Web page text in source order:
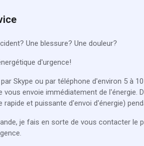
Une blessure? Une douleur?
d'urgence!
Skype ou par téléphone d'environ 5 à
vous envoie immédiatement de l'énergie.
rapide et puissante d'envoi d'énergie)
je fais en sorte de vous contacter le